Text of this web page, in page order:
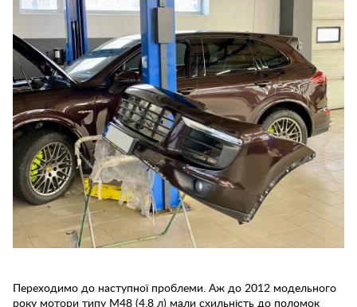
Переходимо до наступної проблеми. Аж до 2012 модельного
року мотори типу M48 (4.8 л) мали схильність до поломок